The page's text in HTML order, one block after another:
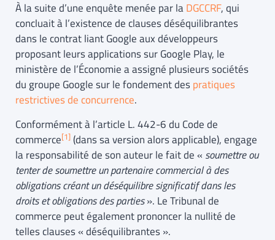
À la suite d’une enquête menée par laDGCCRF, qui
concluait à l’existence de clauses déséquilibrantes
dans le contrat liant Google aux développeurs
proposant leurs applications sur Google Play, le
ministère de l’Économie a assigné plusieurs sociétés
du groupe Google sur le fondement despratiques
restrictives de concurrence.
Conformément à l’article L. 442-6 du Code de
commerce[1] (dans sa version alors applicable), engage
la responsabilité de son auteur le fait de « soumettre ou
tenter de soumettre un partenaire commercial à des
obligations créant un déséquilibre significatif dans les
droits et obligations des parties». Le Tribunal de
commerce peut également prononcer la nullité de
telles clauses « déséquilibrantes ».